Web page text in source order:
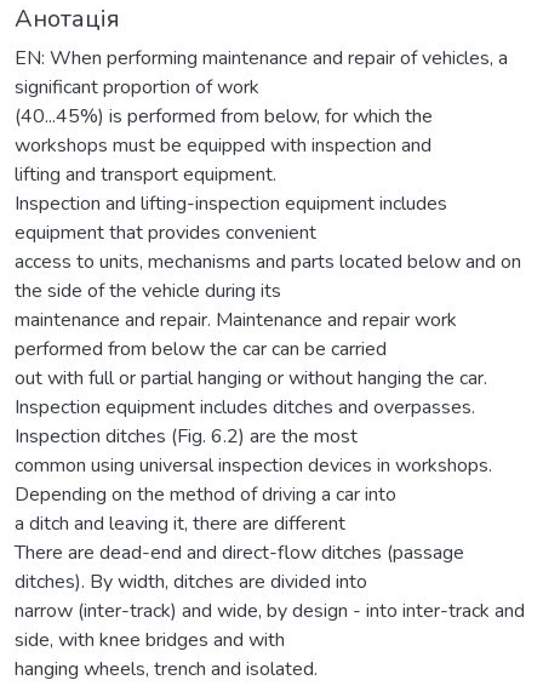
Анотація
EN: When performing maintenance and repair of vehicles, a
significant proportion of work
(40...45%) is performed from below, for which the
workshops must be equipped with inspection and
lifting and transport equipment.
Inspection and lifting-inspection equipment includes
equipment that provides convenient
access to units, mechanisms and parts located below and on
the side of the vehicle during its
maintenance and repair. Maintenance and repair work
performed from below the car can be carried
out with full or partial hanging or without hanging the car.
Inspection equipment includes ditches and overpasses.
Inspection ditches (Fig. 6.2) are the most
common using universal inspection devices in workshops.
Depending on the method of driving a car into
a ditch and leaving it, there are different
There are dead-end and direct-flow ditches (passage
ditches). By width, ditches are divided into
narrow (inter-track) and wide, by design - into inter-track and
side, with knee bridges and with
hanging wheels, trench and isolated.